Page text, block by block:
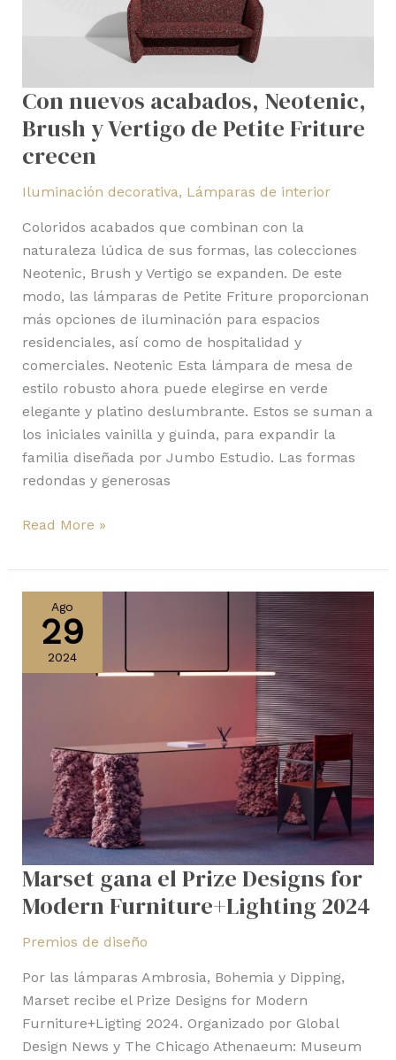
Con nuevos acabados, Neotenic,
Brush y Vertigo de Petite Friture
crecen
Iluminación decorativa, Lámparas de interior
Coloridos acabados que combinan con la
naturaleza lúdica de sus formas, las colecciones
Neotenic, Brush y Vertigo se expanden. De este
modo, las lámparas de Petite Friture proporcionan
más opciones de iluminación para espacios
residenciales, así como de hospitalidad y
comerciales. Neotenic Esta lámpara de mesa de
estilo robusto ahora puede elegirse en verde
elegante y platino deslumbrante. Estos se suman a
los iniciales vainilla y guinda, para expandir la
familia diseñada por Jumbo Estudio. Las formas
redondas y generosas
Read More »
Ago
29
2024
Marset gana el Prize Designs for
Modern Furniture+Lighting 2024
Premios de diseño
Por las lámparas Ambrosia, Bohemia y Dipping,
Marset recibe el Prize Designs for Modern
Furniture+Ligting 2024. Organizado por Global
Design News y The Chicago Athenaeum: Museum
gana
Prize
Designs
Furniture+Lighting
2024